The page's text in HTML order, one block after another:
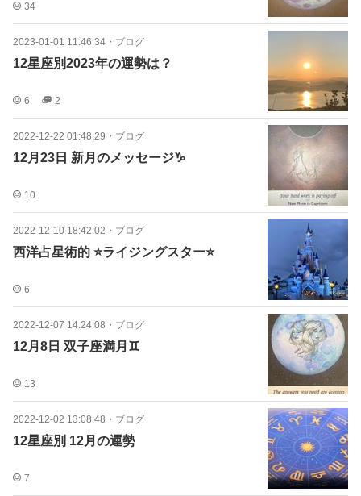
34
2023-01-01 11:46:34 ・ ブログ
12星座別2023年の運勢は？
6 2
2022-12-22 01:48:29 ・ ブログ
12月23日 新月のメッセージ♑
10
2022-12-10 18:42:02 ・ ブログ
西洋占星術的 ⭐ライジングスター⭐
6
2022-12-07 14:24:08 ・ ブログ
12月8日 双子座満月♊
13
2022-12-02 13:08:48 ・ ブログ
12星座別 12月の運勢
7